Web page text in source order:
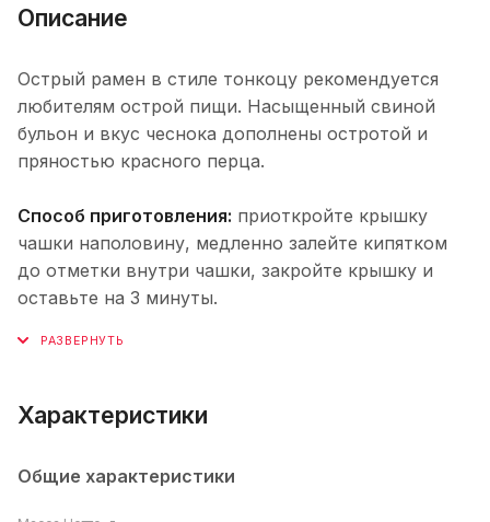
Описание
Острый рамен в стиле тонкоцу рекомендуется
любителям острой пищи. Насыщенный свиной
бульон и вкус чеснока дополнены остротой и
пряностью красного перца.
Способ приготовления: приоткройте крышку
чашки наполовину, медленно залейте кипятком
до отметки внутри чашки, закройте крышку и
оставьте на 3 минуты.
Характеристики
Общие характеристики